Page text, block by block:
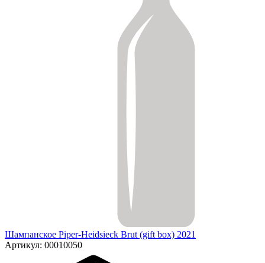
Шампанское Piper-Heidsieck Brut (gift box) 2021
Артикул: 00010050